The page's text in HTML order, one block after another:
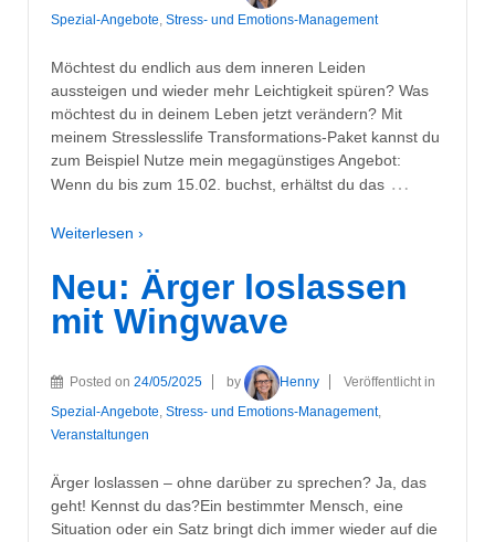
Spezial-Angebote, Stress- und Emotions-Management
Möchtest du endlich aus dem inneren Leiden
aussteigen und wieder mehr Leichtigkeit spüren? Was
möchtest du in deinem Leben jetzt verändern? Mit
meinem Stresslesslife Transformations-Paket kannst du
zum Beispiel Nutze mein megagünstiges Angebot:
Wenn du bis zum 15.02. buchst, erhältst du das …
Weiterlesen ›
Neu: Ärger loslassen
mit Wingwave
Posted on 24/05/2025 by Henny
Veröffentlicht in
Spezial-Angebote, Stress- und Emotions-Management,
Veranstaltungen
Ärger loslassen – ohne darüber zu sprechen? Ja, das
geht! Kennst du das?Ein bestimmter Mensch, eine
Situation oder ein Satz bringt dich immer wieder auf die